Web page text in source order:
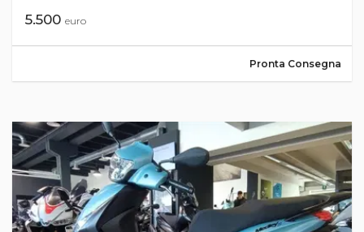
5.500 euro
Pronta Consegna